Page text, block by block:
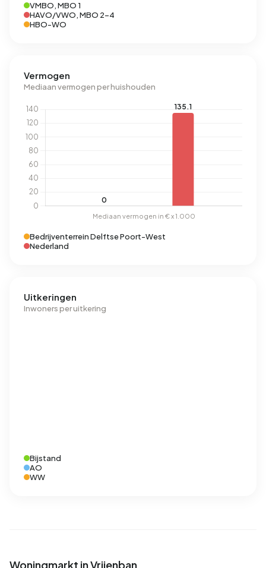
VMBO, MBO 1
HAVO/VWO, MBO 2-4
HBO-WO
Vermogen
Mediaan vermogen per huishouden
Bedrijventerrein Delftse Poort-West
Nederland
Uitkeringen
Inwoners per uitkering
Bijstand
AO
WW
Woningmarkt in Vrijenban